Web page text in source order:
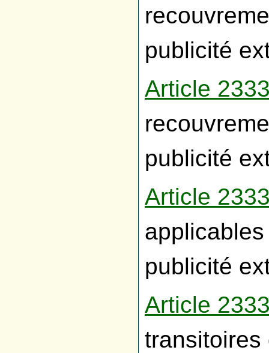
publicité
Article
publicité
Article
publicité
Article
transitoires